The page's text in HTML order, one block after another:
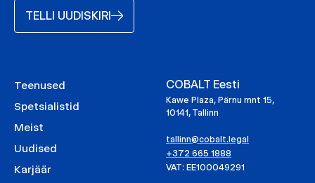
TELLI UUDISKIRI
Teenused
Spetsialistid
Meist
Uudised
Karjäär
COBALT Eesti
Kawe Plaza, Pärnu mnt 15,
10141, Tallinn
tallinn@cobalt.legal
+372 665 1888
VAT: EE100049291